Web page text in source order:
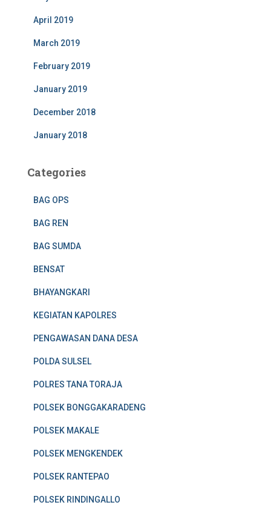
April 2019
March 2019
February 2019
January 2019
December 2018
January 2018
Categories
BAG OPS
BAG REN
BAG SUMDA
BENSAT
BHAYANGKARI
KEGIATAN KAPOLRES
PENGAWASAN DANA DESA
POLDA SULSEL
POLRES TANA TORAJA
POLSEK BONGGAKARADENG
POLSEK MAKALE
POLSEK MENGKENDEK
POLSEK RANTEPAO
POLSEK RINDINGALLO